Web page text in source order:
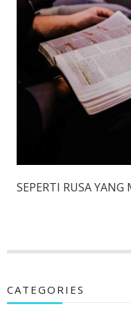
SEPERTI RUSA
CATEGORIES